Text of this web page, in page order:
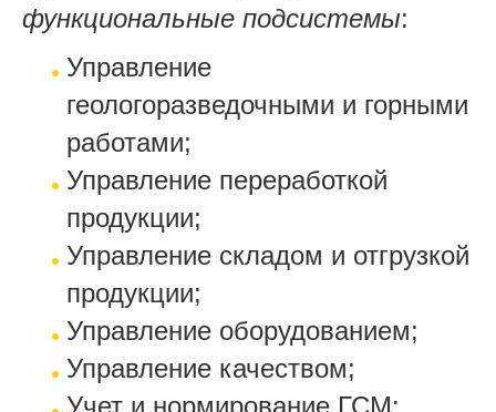
функциональные подсистемы:
Управление
геологоразведочными и горными
работами;
Управление переработкой
продукции;
Управление складом и отгрузкой
продукции;
Управление оборудованием;
Управление качеством;
Учет и нормирование ГСМ;